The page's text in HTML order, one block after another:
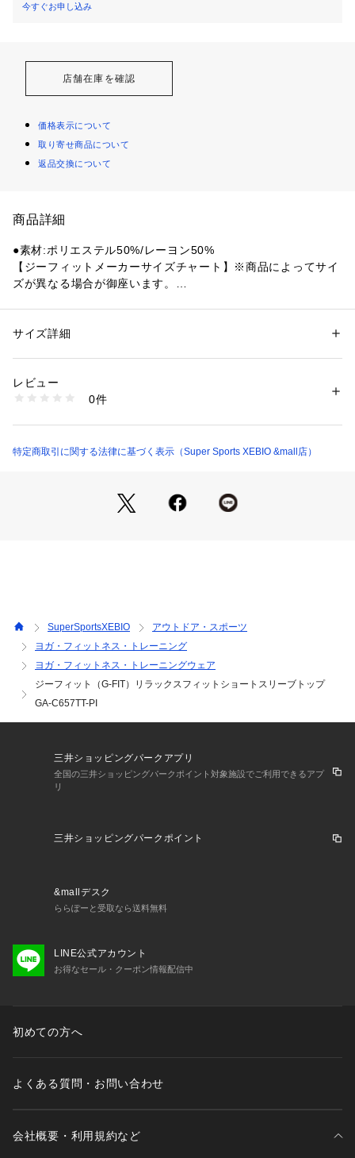
今すぐお申し込み
店舗在庫を確認
価格表示について
取り寄せ商品について
返品交換について
商品詳細
●素材:ポリエステル50%/レーヨン50%
【ジーフィットメーカーサイズチャート】※商品によってサイ
ズが異なる場合が御座います。
【実寸サイズ】
●中国製
●ゆったりとしたサイズ感
です。
●ふわっとソフト、しっとりなめらかな肌触りが心地よい天竺
素材を使用したトップスシリーズです。
※ブラウザやお使いのモニター環境により、掲載画像と実際の
商品の色味が若干異なる場合があります。
※掲載の価格・製品のパッケージ・デザイン・仕様について、
予告なく変更することがあります。あらかじめご了承くださ
い。ジーフィット G-FIT スーパースポーツゼビオ ゼビオ Sup
性別：レディース
グ ＞ ヨガ・フィットネス・トレーニングウェア
1540000422738
サイズ詳細
レビュー
0件
特定商取引に関する法律に基づく表示（Super Sports XEBIO &mall店）
SuperSportsXEBIO
アウトドア・スポーツ
ヨガ・フィットネス・トレーニング
ヨガ・フィットネス・トレーニングウェア
ジーフィット（G-FIT）リラックスフィットショートスリーブトップ
GA-C657TT-PI
三井ショッピングパークアプリ
全国の三井ショッピングパークポイント対象施設でご利用できるアプ
リ
三井ショッピングパークポイント
&mallデスク
ららぽーと受取なら送料無料
LINE公式アカウント
お得なセール・クーポン情報配信中
初めての方へ
よくある質問・お問い合わせ
会社概要・利用規約など